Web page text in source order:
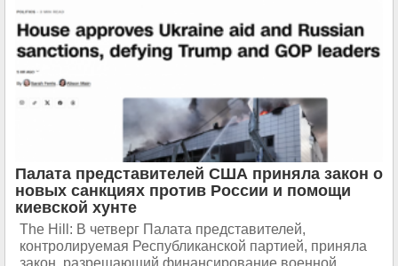
Палата представителей США приняла закон о
новых санкциях против России и помощи
киевской хунте
The Hill: В четверг Палата представителей,
контролируемая Республиканской партией, приняла
закон, разрешающий финансирование военной